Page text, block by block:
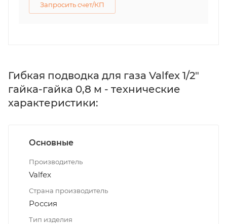
Запросить счет/КП
Гибкая подводка для газа Valfex 1/2"
гайка-гайка 0,8 м - технические
характеристики:
Основные
Производитель
Valfex
Страна производитель
Россия
Тип изделия